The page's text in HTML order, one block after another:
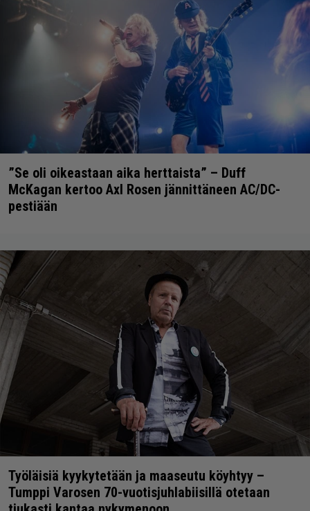
”Se oli oikeastaan aika herttaista” – Duff
McKagan kertoo Axl Rosen jännittäneen AC/DC-
pestiään
Työläisiä kyykytetään ja maaseutu köyhtyy –
Tumppi Varosen 70-vuotisjuhlabiisillä otetaan